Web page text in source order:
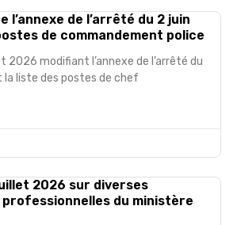
l’annexe de l’arrêté du 2 juin
de commandement police
2026 modifiant l’annexe de l’arrêté du
liste des postes de chef
2026 sur diverses
du ministère